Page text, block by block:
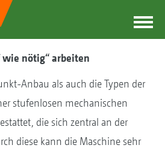
wie nötig“ arbeiten
Anbau als auch die Typen der
stufenlosen mechanischen
die sich zentral an der
diese kann die Maschine sehr